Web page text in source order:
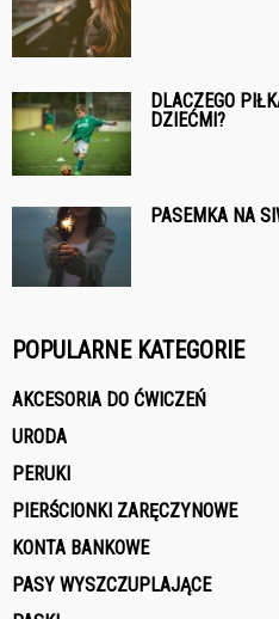
DLACZEGO
DZIEĆMI?
PASEMKA NA
POPULARNE KATEGORIE
AKCESORIA DO ĆWICZEŃ
URODA
PERUKI
PIERŚCIONKI ZARĘCZYNOWE
KONTA BANKOWE
PASY WYSZCZUPLAJĄCE